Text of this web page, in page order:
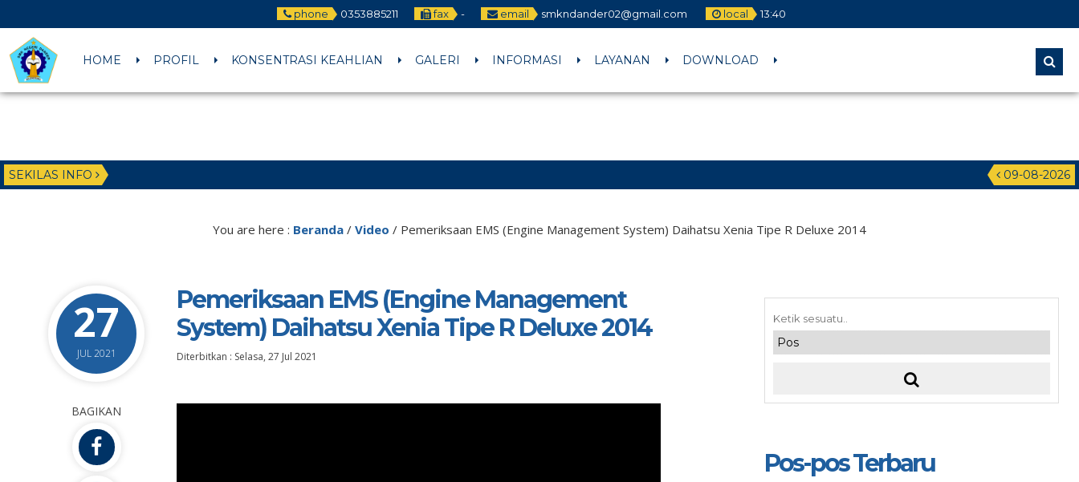
phone 0353885211 fax - email smkndander02@gmail.com local 13:40
HOME PROFIL KONSENTRASI KEAHLIAN GALERI INFORMASI LAYANAN DOWNLOAD
SEKILAS INFO 09-08-2026
You are here : Beranda / Video / Pemeriksaan EMS (Engine Management System) Daihatsu Xenia Tipe R Deluxe 2014
27
JUL 2021
Pemeriksaan EMS (Engine Management
System) Daihatsu Xenia Tipe R Deluxe 2014
Diterbitkan : Selasa, 27 Jul 2021
BAGIKAN
Pos-pos Terbaru